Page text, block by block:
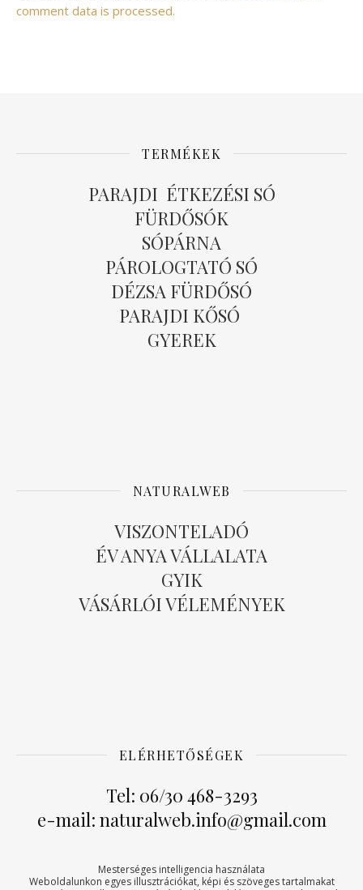
comment data is processed.
TERMÉKEK
PARAJDI ÉTKEZÉSI SÓ
FÜRDŐSÓK
SÓPÁRNA
PÁROLOGTATÓ SÓ
DÉZSA FÜRDŐSÓ
PARAJDI KŐSÓ
GYEREK
NATURALWEB
VISZONTELADÓ
ÉV ANYA VÁLLALATA
GYIK
VÁSÁRLÓI VÉLEMÉNYEK
ELÉRHETŐSÉGEK
Tel: 06/30 468-3293
e-mail: naturalweb.info@gmail.com
Mesterséges intelligencia használata
Weboldalunkon egyes illusztrációkat, képi és szöveges tartalmakat